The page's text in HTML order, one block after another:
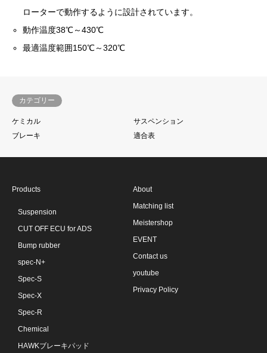
ローターで動作するように設計されています。
動作温度38℃～430℃
最適温度範囲150℃～320℃
カテゴリー
ケミカル
サスペンション
ブレーキ
適合表
Products
Suspension
CUT OFF ECU for ADS
Bump rubber
spec-N+
Spec-S
Spec-X
Spec-R
Chemical
HAWKブレーキパッド
About
Matching list
Meistershop
EVENT
Contact us
youtube
Privacy Policy